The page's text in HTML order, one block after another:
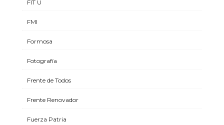
FIT U
FMI
Formosa
Fotografía
Frente de Todos
Frente Renovador
Fuerza Patria